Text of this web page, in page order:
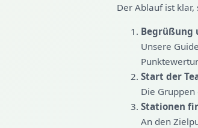
Der Ablauf ist
Begrüßung
Unsere
Start der
Die
Stationen
An den